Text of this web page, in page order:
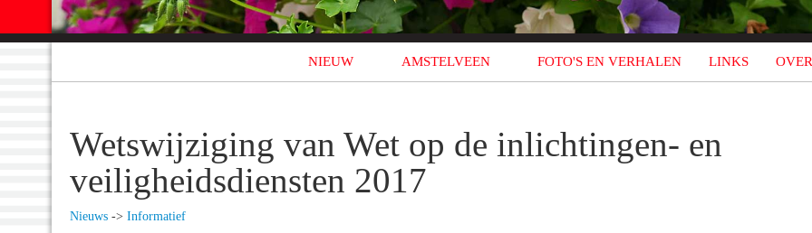
NIEUW AMSTELVEEN FOTO'S EN VERHALEN LINKS
Wetswijziging van Wet op de inlichtingen- en
veiligheidsdiensten 2017
Nieuws -> Informatief